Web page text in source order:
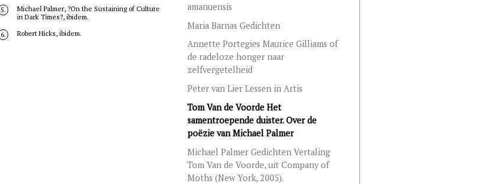
5.
Michael Palmer, ?On the Sustaining of Culture
in Dark Times?, ibidem.
6. Robert Hicks, ibidem.
amanuensis
Maria Barnas Gedichten
Annette Portegies Maurice Gilliams of
de radeloze honger naar
zelfvergetelheid
Peter van Lier Lessen in Artis
Tom Van de Voorde Het
samentroepende duister. Over de
poëzie van Michael Palmer
Michael Palmer Gedichten Vertaling
Tom Van de Voorde, uit Company of
Moths (New York, 2005).